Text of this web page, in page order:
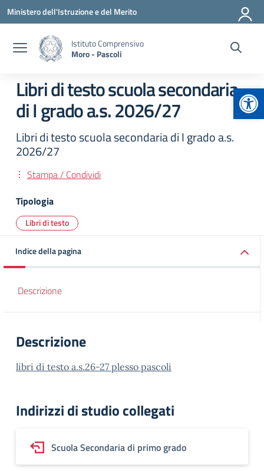
Vai ai contenuti
Vai al menu di navigazione
Vai al footer
Ministero dell'Istruzione e del Merito
Istituto Comprensivo
Moro - Pascoli
Libri di testo scuola secondaria
di I grado a.s. 2026/27
Libri di testo scuola secondaria di I grado a.s.
2026/27
Stampa / Condividi
Tipologia
Libri di testo
Indice della pagina
Descrizione
Descrizione
libri di testo a.s.26-27 plesso pascoli
Indirizzi di studio collegati
Scuola Secondaria di primo grado